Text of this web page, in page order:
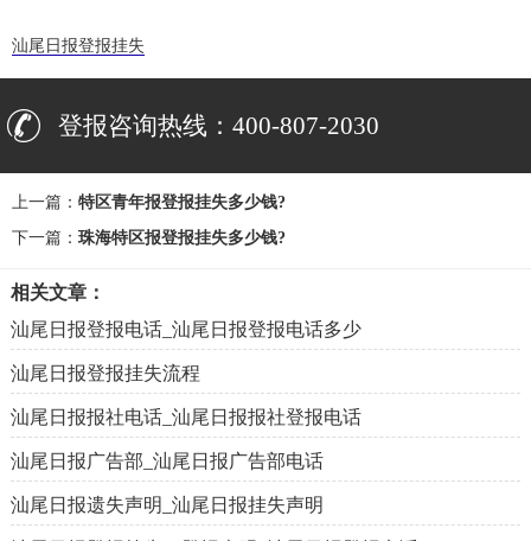
汕尾日报登报挂失
登报咨询热线：400-807-2030
上一篇： 特区青年报登报挂失多少钱?
下一篇： 珠海特区报登报挂失多少钱?
相关文章：
汕尾日报登报电话_汕尾日报登报电话多少
汕尾日报登报挂失流程
汕尾日报报社电话_汕尾日报报社登报电话
汕尾日报广告部_汕尾日报广告部电话
汕尾日报遗失声明_汕尾日报挂失声明